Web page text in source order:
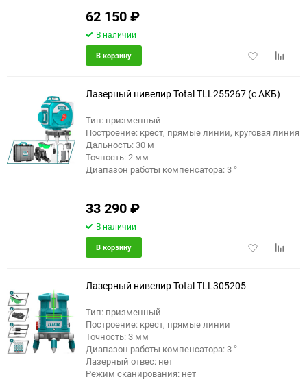
62 150₽
В наличии
Добавить
В корзину
Лазерный нивелир Total TLL255267 (с АКБ)
Тип: призменный
Построение: крест, прямые линии, круговая линия
Дальность: 30 м
Точность: 2 мм
Диапазон работы компенсатора: 3 °
33 290₽
В наличии
Добавить
В корзину
Лазерный нивелир Total TLL305205
Тип: призменный
Построение: крест, прямые линии
Точность: 3 мм
Диапазон работы компенсатора: 3 °
Лазерный отвес: нет
Режим сканирования: нет